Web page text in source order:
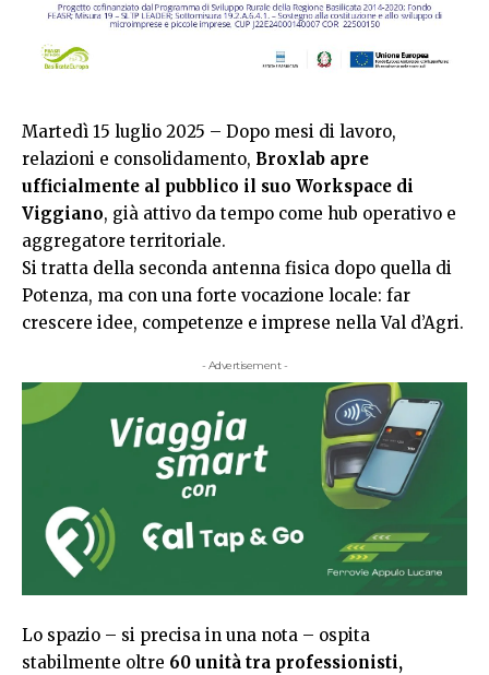
Martedì 15 luglio 2025 – Dopo mesi di lavoro,
relazioni e consolidamento, Broxlab apre
ufficialmente al pubblico il suo Workspace di
Viggiano, già attivo da tempo come hub operativo e
aggregatore territoriale.
Si tratta della seconda antenna fisica dopo quella di
Potenza, ma con una forte vocazione locale: far
crescere idee, competenze e imprese nella Val d’Agri.
- Advertisement -
Lo spazio – si precisa in una nota – ospita
stabilmente oltre 60 unità tra professionisti,